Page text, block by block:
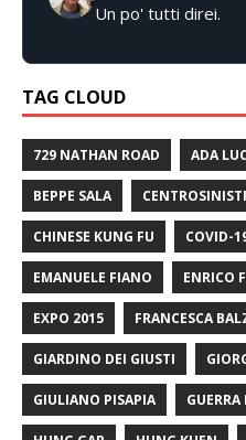
Un po' tutti direi.
TAG CLOUD
729 NATHAN ROAD ADA
BEPPE SALA
CHINESE KUNG FU COVID-
EMANUELE FIANO ENRICO
EXPO 2015 FRANCESCA
GIARDINO DEI GIUSTI
GIULIANO PISAPIA